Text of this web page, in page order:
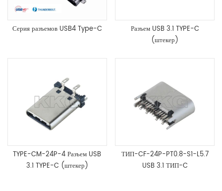
Серия разъемов USB4 Type-C
Разъем USB 3.1 TYPE-C
(штекер)
TYPE-CM-24P-4 Разъем USB
3.1 TYPE-C (штекер)
ТИП-CF-24P-PT0.8-S1-L5.7
USB 3.1 ТИП-C